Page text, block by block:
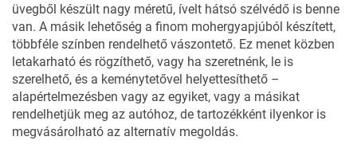
üvegből készült nagy méretű, ívelt hátsó szélvédő is benne
van. A másik lehetőség a finom mohergyapjúból készített,
többféle színben rendelhető vászontető. Ez menet közben
letakarható és rögzíthető, vagy ha szeretnénk, le is
szerelhető, és a keménytetővel helyettesíthető –
alapértelmezésben vagy az egyiket, vagy a másikat
rendelhetjük meg az autóhoz, de tartozékként ilyenkor is
megvásárolható az alternatív megoldás.